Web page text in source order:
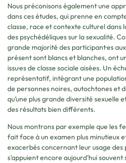
Nous préconisons également une
dans ces études, qui prenne en
classe, race et contexte culturel dans
des psychédéliques sur la sexualité.
grande majorité des participant·es
présent sont blancs et blanches, ont
issu·es de classe sociale aisées. Un
représentatif, intégrant une
de personnes noires, autochtones et
qu’une plus grande diversité sexuelle
des résultats bien différents.
Nous montrons par exemple que les
fait face à un examen plus minutieux
exacerbés concernant leur usage des
s’appuient encore aujourd’hui souvent